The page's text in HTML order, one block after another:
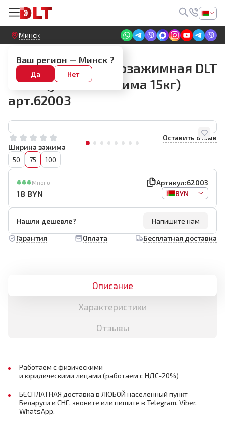
Круглосуточный! Прием заявок на сайте
Минск
Ваш регион — Минск ?
Да Нет
Быстрозажимные струбцины
Струбцина быстрозажимная DLT
75мм (усилие зажима 15кг)
арт.62003
Оставить отзыв
Ширина зажима
50
75 100
Много Артикул:62003
18 BYN BYN
Нашли дешевле?
Напишите нам
Гарантия
Оплата Бесплатная доставка
Описание
Характеристики
Отзывы
Работаем с физическими
и юридическими лицами (работаем с НДС-20%)
БЕСПЛАТНАЯ доставка в ЛЮБОЙ населенный пункт
Беларуси и СНГ, звоните или пишите в Telegram, Viber,
WhatsApp.